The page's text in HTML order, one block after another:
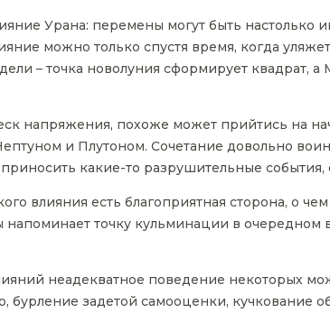
Урана: перемены могут быть настолько
можно только спустя время, когда
– точка новолуния сформирует квадрат,
напряжения, похоже может прийтись на
и Плутоном. Сочетание довольно
какие-то разрушительные
влияния есть благоприятная сторона, о
напоминает точку кульминации в очередном
неадекватное поведение некоторых
бурление задетой самооценки, кучкование